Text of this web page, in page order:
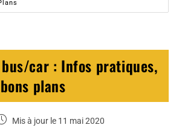
car : Infos pratiques,
plans
Mis à jour le 11 mai 2020